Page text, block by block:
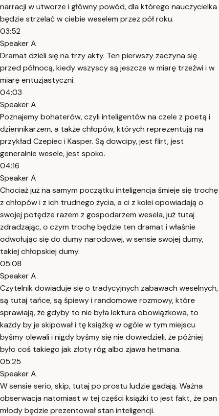
narracji w utworze i główny powód, dla którego nauczycielka
będzie strzelać w ciebie weselem przez pół roku.
03:52
Speaker A
Dramat dzieli się na trzy akty. Ten pierwszy zaczyna się
przed północą, kiedy wszyscy są jeszcze w miarę trzeźwi i w
miarę entuzjastyczni.
04:03
Speaker A
Poznajemy bohaterów, czyli inteligentów na czele z poetą i
dziennikarzem, a także chłopów, których reprezentują na
przykład Czepiec i Kasper. Są dowcipy, jest flirt, jest
generalnie wesele, jest spoko.
04:16
Speaker A
Chociaż już na samym początku inteligencja śmieje się trochę
z chłopów i z ich trudnego życia, a ci z kolei opowiadają o
swojej potędze razem z gospodarzem wesela, już tutaj
zdradzając, o czym trochę będzie ten dramat i właśnie
odwołując się do dumy narodowej, w sensie swojej dumy,
takiej chłopskiej dumy.
05:08
Speaker A
Czytelnik dowiaduje się o tradycyjnych zabawach weselnych,
są tutaj tańce, są śpiewy i randomowe rozmowy, które
sprawiają, że gdyby to nie była lektura obowiązkowa, to
każdy by je skipował i tę książkę w ogóle w tym miejscu
byśmy olewali i nigdy byśmy się nie dowiedzieli, że później
było coś takiego jak złoty róg albo zjawa hetmana.
05:25
Speaker A
W sensie serio, skip, tutaj po prostu ludzie gadają. Ważna
obserwacja natomiast w tej części książki to jest fakt, że pan
młody będzie prezentował stan inteligencji.